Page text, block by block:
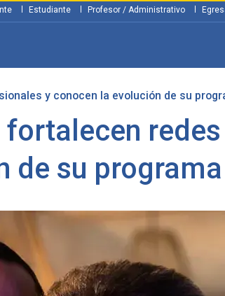
Estudiante Profesor / Administrativo
y conocen la evolución de su
de su